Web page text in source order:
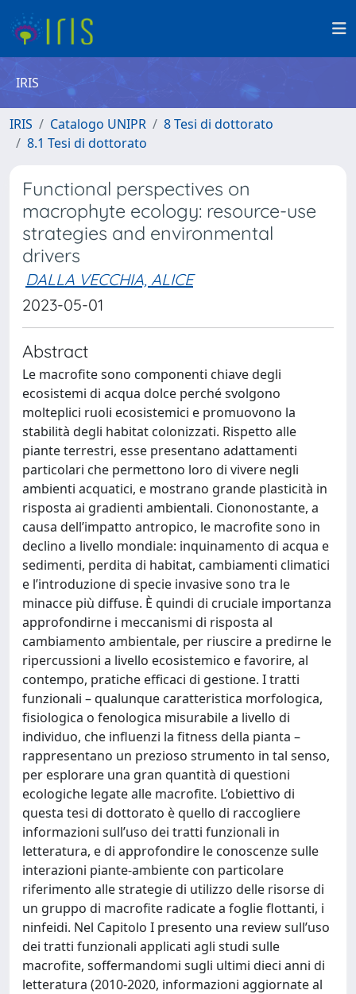
IRIS
IRIS Catalogo UNIPR
8 Tesi di dottorato
8.1 Tesi di dottorato
Functional perspectives on
macrophyte ecology: resource-use
strategies and environmental
drivers
DALLA VECCHIA, ALICE
2023-05-01
Abstract
Le macrofite sono componenti chiave degli
ecosistemi di acqua dolce perché svolgono
molteplici ruoli ecosistemici e promuovono la
stabilità degli habitat colonizzati. Rispetto alle
piante terrestri, esse presentano adattamenti
particolari che permettono loro di vivere negli
ambienti acquatici, e mostrano grande plasticità in
risposta ai gradienti ambientali. Ciononostante, a
causa dell’impatto antropico, le macrofite sono in
declino a livello mondiale: inquinamento di acqua e
sedimenti, perdita di habitat, cambiamenti climatici
e l’introduzione di specie invasive sono tra le
minacce più diffuse. È quindi di cruciale importanza
approfondirne i meccanismi di risposta al
cambiamento ambientale, per riuscire a predirne le
ripercussioni a livello ecosistemico e favorire, al
contempo, pratiche efficaci di gestione. I tratti
funzionali – qualunque caratteristica morfologica,
fisiologica o fenologica misurabile a livello di
individuo, che influenzi la fitness della pianta –
rappresentano un prezioso strumento in tal senso,
per esplorare una gran quantità di questioni
ecologiche legate alle macrofite. L’obiettivo di
questa tesi di dottorato è quello di raccogliere
informazioni sull’uso dei tratti funzionali in
letteratura, e di approfondire le conoscenze sulle
interazioni piante-ambiente con particolare
riferimento alle strategie di utilizzo delle risorse di
un gruppo di macrofite radicate a foglie flottanti, i
ninfeidi. Nel Capitolo I presento una review sull’uso
dei tratti funzionali applicati agli studi sulle
macrofite, soffermandomi sugli ultimi dieci anni di
letteratura (2010-2020, informazioni aggiornate al